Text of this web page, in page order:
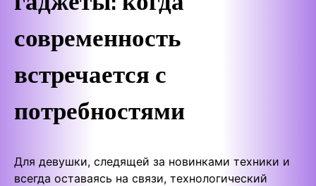
современность
встречается с
потребностями
Для девушки, следящей за новинками техники и
всегда оставаясь на связи, технологический